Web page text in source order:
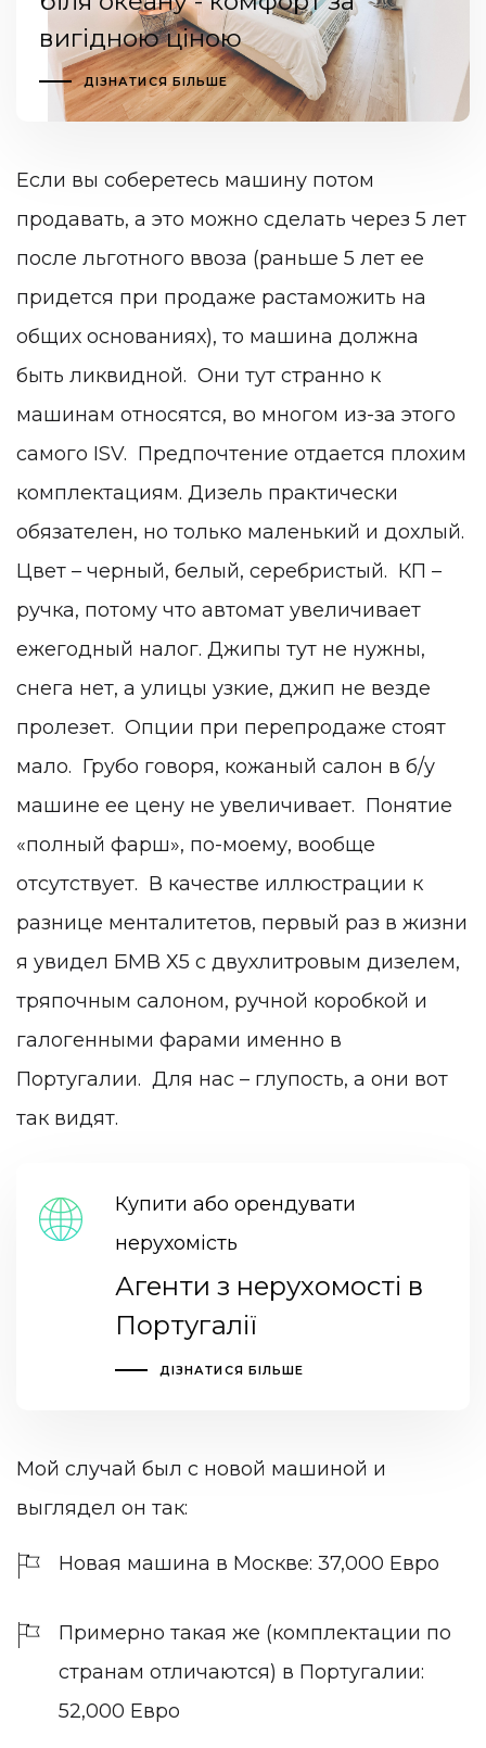
вигідною ціною
ДІЗНАТИСЯ БІЛЬШЕ
Если вы соберетесь машину потом
продавать, а это можно сделать через 5 лет
после льготного ввоза (раньше 5 лет ее
придется при продаже растаможить на
общих основаниях), то машина должна
быть ликвидной. Они тут странно к
машинам относятся, во многом из-за этого
самого ISV. Предпочтение отдается плохим
комплектациям. Дизель практически
обязателен, но только маленький и дохлый.
Цвет – черный, белый, серебристый. КП –
ручка, потому что автомат увеличивает
ежегодный налог. Джипы тут не нужны,
снега нет, а улицы узкие, джип не везде
пролезет. Опции при перепродаже стоят
мало. Грубо говоря, кожаный салон в б/у
машине ее цену не увеличивает. Понятие
«полный фарш», по-моему, вообще
отсутствует. В качестве иллюстрации к
разнице менталитетов, первый раз в жизни
я увидел БМВ Х5 с двухлитровым дизелем,
тряпочным салоном, ручной коробкой и
галогенными фарами именно в
Португалии. Для нас – глупость, а они вот
так видят.
Купити або орендувати
нерухомість
Агенти з нерухомості в
Португалії
ДІЗНАТИСЯ БІЛЬШЕ
Мой случай был с новой машиной и
выглядел он так:
Новая машина в Москве: 37,000 Евро
Примерно такая же (комплектации по
странам отличаются) в Португалии:
52,000 Евро